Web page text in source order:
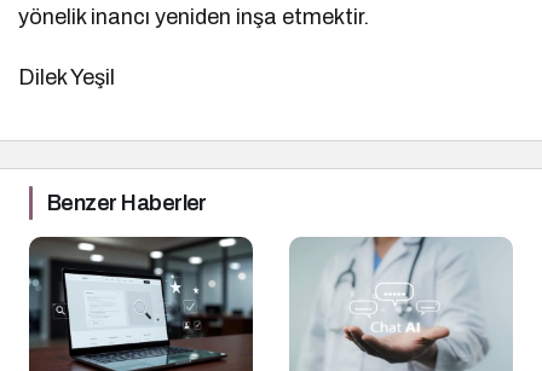
yönelik inancı yeniden inşa etmektir.
Dilek Yeşil
Benzer Haberler